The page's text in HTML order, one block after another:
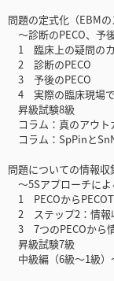
問題の定式化（EBMの
～診断のPECO、予
1 臨床上の疑問の
2 診断のPECO
3 予後のPECO
4 実際の臨床現場で
昇級試験8級
コラム：真のアウト
コラム：SpPinと
問題についての情報収
～5Sアプローチに
1 PECOから
2 ステップ2：情報
3 7つのPECOから
昇級試験7級
中級編（6級～1級）